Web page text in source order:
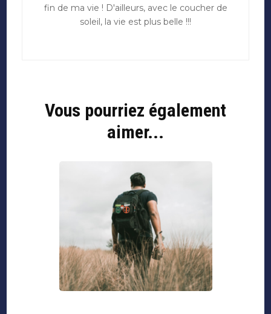
fin de ma vie ! D'ailleurs, avec le coucher de
soleil, la vie est plus belle !!!
Vous pourriez également
aimer...